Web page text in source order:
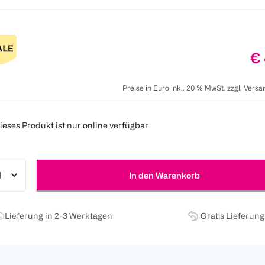
€
Preise in Euro inkl. 20 % MwSt. zzgl.
Produkt ist nur online verfügbar
In den Warenkorb
Lieferung in 2-3 Werktagen Gratis